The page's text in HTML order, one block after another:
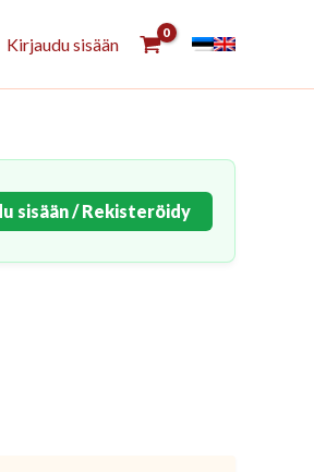
Kirjaudu sisään
sisään / Rekisteröidy